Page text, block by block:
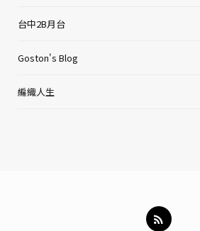
台中2B月台
Goston's Blog
編織人生